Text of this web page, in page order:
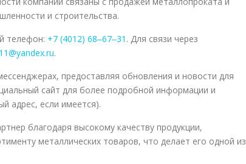
и строительства.
телефон: +7 (4012) 68‒67‒31 . Для связи через
.
предоставляя обновления и новости для
сайт для более подробной информации и
адрес, если имеется).
благодаря высокому качеству продукции,
металлических товаров, что делает его одной из